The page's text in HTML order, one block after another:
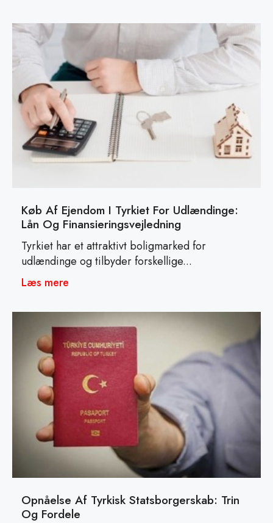
Køb Af Ejendom I Tyrkiet For Udlændinge:
Lån Og Finansieringsvejledning
Tyrkiet har et attraktivt boligmarked for
udlændinge og tilbyder forskellige...
Læs mere
Opnåelse Af Tyrkisk Statsborgerskab: Trin
Og Fordele